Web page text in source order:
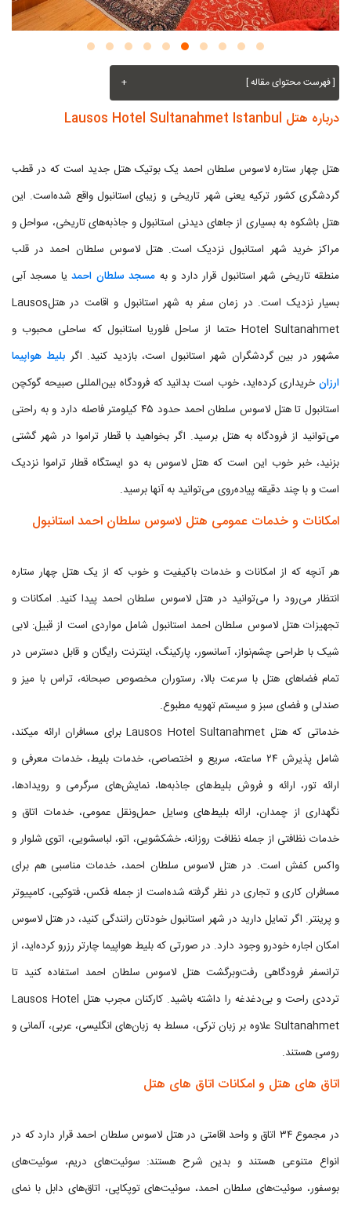
[ فهرست محتوای مقاله ] +
درباره هتل Lausos Hotel Sultanahmet Istanbul
هتل چهار ستاره لاسوس سلطان احمد یک بوتیک هتل جدید است که در قطب
گردشگری کشور ترکیه یعنی شهر تاریخی و زیبای استانبول واقع شده‌است. این
هتل باشکوه به بسیاری از جاهای دیدنی استانبول و جاذبه‌های تاریخی، سواحل و
مراکز خرید شهر استانبول نزدیک است. هتل لاسوس سلطان احمد در قلب
منطقه تاریخی شهر استانبول قرار دارد و به مسجد سلطان احمدیا مسجد آبی
بسیار نزدیک است. در زمان سفر به شهر استانبول و اقامت در هتلLausos
Hotel Sultanahmet حتما از ساحل فلوریا استانبول که ساحلی محبوب و
مشهور در بین گردشگران شهر استانبول است، بازدید کنید. اگر بلیط هواپیما
ارزان خریداری کرده‌اید، خوب است بدانید که فرودگاه بین‌المللی صبیحه گوکچن
استانبول تا هتل لاسوس سلطان احمد حدود ۴۵ کیلومتر فاصله دارد و به راحتی
می‌توانید از فرودگاه به هتل برسید. اگر بخواهید با قطار تراموا در شهر گشتی
بزنید، خبر خوب این است که هتل لاسوس به دو ایستگاه قطار تراموا نزدیک
است و با چند دقیقه پیاده‌روی می‌توانید به آنها برسید.
امکانات و خدمات عمومی هتل لاسوس سلطان احمد استانبول
هر آنچه که از امکانات و خدمات باکیفیت و خوب که از یک هتل چهار ستاره
انتظار می‌رود را می‌توانید در هتل لاسوس سلطان احمد پیدا کنید. امکانات و
تجهیزات هتل لاسوس سلطان احمد استانبول شامل مواردی است از قبیل: لابی
شیک با طراحی چشم‌نواز، آسانسور، پارکینگ، اینترنت رایگان و قابل دسترس در
تمام فضاهای هتل با سرعت بالا، رستوران مخصوص صبحانه، تراس با میز و
صندلی و فضای سبز و سیستم تهویه مطبوع.
خدماتی که هتل Lausos Hotel Sultanahmet برای مسافران ارائه میکند،
شامل پذیرش ۲۴ ساعته، سریع و اختصاصی، خدمات بلیط، خدمات معرفی و
ارائه تور، ارائه و فروش بلیط‌های جاذبه‌ها، نمایش‌های سرگرمی و رویدادها،
نگهداری از چمدان، ارائه بلیط‌های وسایل حمل‌و‌نقل عمومی، خدمات اتاق و
خدمات نظافتی از جمله نظافت روزانه، خشکشویی، اتو، لباسشویی، اتوی شلوار و
واکس کفش است. در هتل لاسوس سلطان احمد، خدمات مناسبی هم برای
مسافران کاری و تجاری در نظر گرفته شده‌است از جمله فکس، فتوکپی، کامپیوتر
و پرینتر. اگر تمایل دارید در شهر استانبول خودتان رانندگی کنید، در هتل لاسوس
امکان اجاره خودرو وجود دارد. در صورتی که بلیط هواپیما چارتر رزرو کرده‌اید، از
ترانسفر فرودگاهی رفت‌وبرگشت هتل لاسوس سلطان احمد استفاده کنید تا
ترددی راحت و بی‌دغدغه را داشته باشید. کارکنان مجرب هتل Lausos Hotel
Sultanahmet علاوه بر زبان ترکی، مسلط به زبان‌های انگلیسی، عربی، آلمانی و
روسی هستند.
اتاق های هتل و امکانات اتاق های هتل
در مجموع ۳۴ اتاق و واحد اقامتی در هتل لاسوس سلطان احمد قرار دارد که در
انواع متنوعی هستند و بدین شرح هستند: سوئیت‌های دریم، سوئیت‌های
بوسفور، سوئیت‌های سلطان احمد، سوئیت‌های توپکاپی، اتاق‌های دابل با نمای